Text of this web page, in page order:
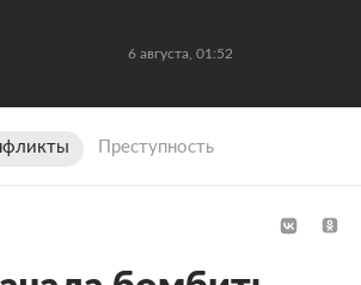
6 августа, 01:52
Преступность